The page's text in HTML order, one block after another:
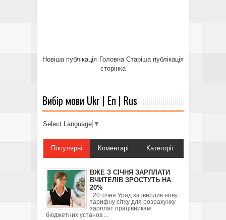
Новіша публікація Старіша публікація
Головна
сторінка
Вибір мови Ukr | En | Rus
Select Language ▼
Популярні Коментарі Категорії
ВЖЕ З СІЧНЯ ЗАРПЛАТИ
ВЧИТЕЛІВ ЗРОСТУТЬ НА
20%
20 січня Уряд затвердив нову
тарифну сітку для розрахунку
зарплат працівникам
бюджетних установ ...